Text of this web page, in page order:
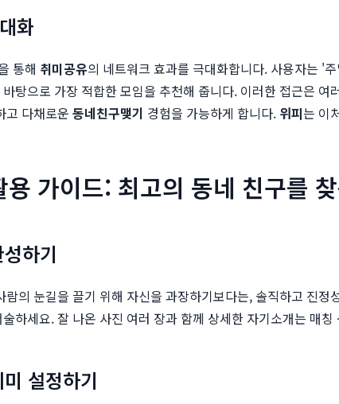
화
통해 취미공유의 네트워크 효과를 극대화합니다. 사용자는 '
탕으로 가장 적합한 모임을 추천해 줍니다. 이러한 접근은
고 다채로운 동네친구맺기 경험을 가능하게 합니다. 위피는 이
가이드: 최고의 동네 친구를
하기
의 눈길을 끌기 위해 자신을 과장하기보다는, 솔직하고 진
하세요. 잘 나온 사진 여러 장과 함께 상세한 자기소개는 매
설정하기